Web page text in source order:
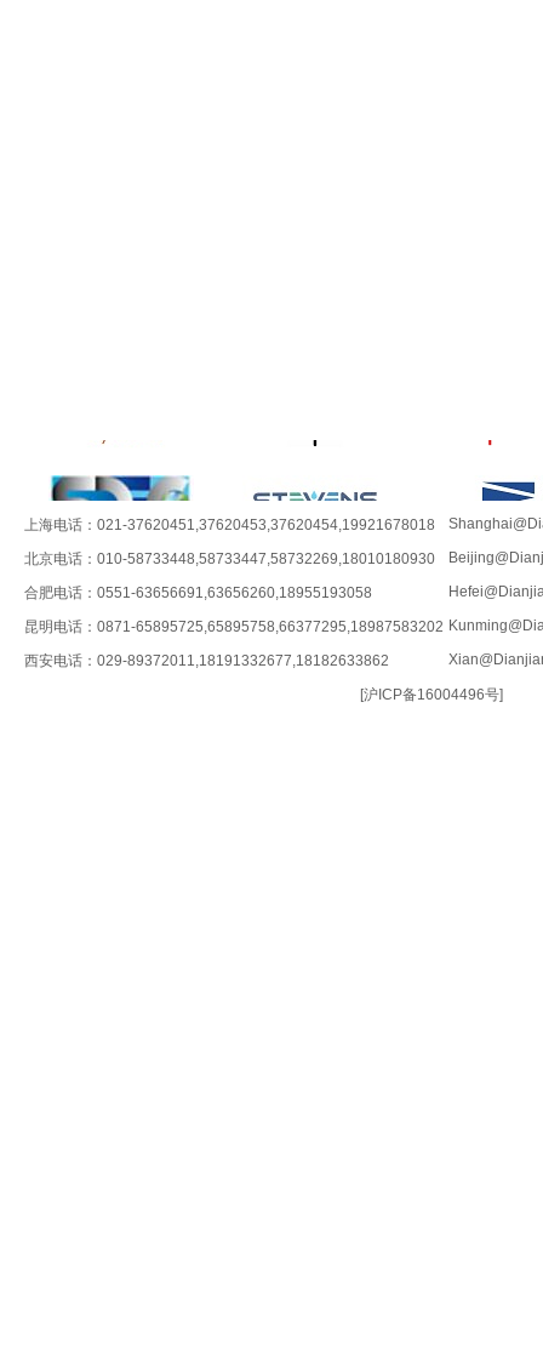
上海电话：021-37620451,37620453,37620454,19921678018
北京电话：010-58733448,58733447,58732269,18010180930
合肥电话：0551-63656691,63656260,18955193058
昆明电话：0871-65895725,65895758,66377295,18987583202
西安电话：029-89372011,18191332677,18182633862
[沪ICP备16004496号]